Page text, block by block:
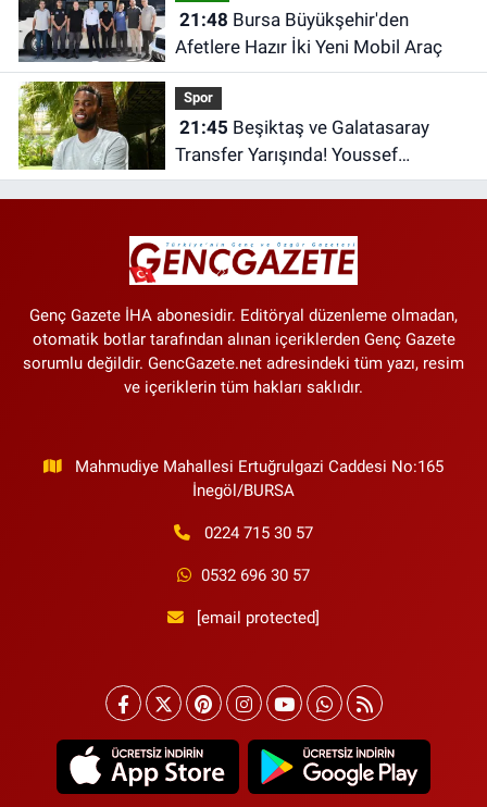
21:48
Afetlere Hazır İki Yeni Mobil Araç
Spor
21:45
Transfer Yarışında! Youssef
Chermiti Listede
Genç Gazete İHA abonesidir. Editöryal düzenleme olmadan,
otomatik botlar tarafından alınan içeriklerden Genç Gazete
sorumlu değildir. GencGazete.net adresindeki tüm yazı, resim
ve içeriklerin tüm hakları saklıdır.
Mahmudiye Mahallesi Ertuğrulgazi Caddesi No:165
İnegöl/BURSA
0224 715 30 57
0532 696 30 57
[email protected]